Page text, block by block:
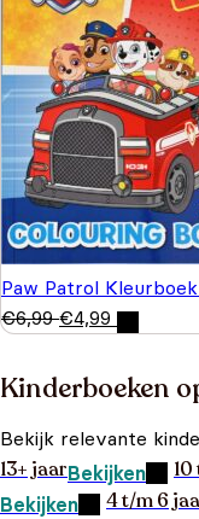
Paw Patrol
€6,99 €4,99
Kinderboeken
Bekijk relevante
13+ jaarBekijken
Bekijken 4 t/m 6